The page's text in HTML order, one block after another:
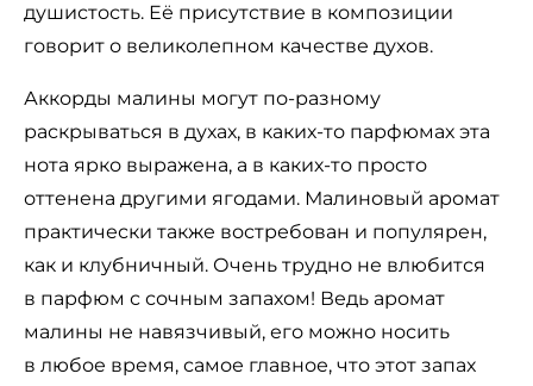
душистость. Её присутствие в композиции
говорит о великолепном качестве духов.
Аккорды малины могут по-разному
раскрываться в духах, в каких-то парфюмах эта
нота ярко выражена, а в каких-то просто
оттенена другими ягодами. Малиновый аромат
практически также востребован и популярен,
как и клубничный. Очень трудно не влюбится
в парфюм с сочным запахом! Ведь аромат
малины не навязчивый, его можно носить
в любое время, самое главное, что этот запах